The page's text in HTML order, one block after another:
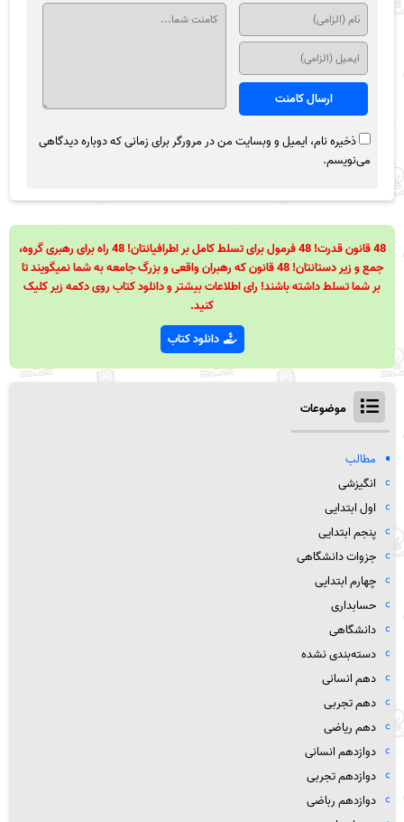
ذخیره نام، ایمیل و وبسایت من در مرورگر برای زمانی که دوباره دیدگاهی
می‌نویسم.
48 قانون قدرت! 48 فرمول برای تسلط کامل بر اطرافیانتان! 48 راه برای رهبری گروه،
جمع و زیر دستانتان! 48 قانون که رهبران واقعی و بزرگ جامعه به شما نمیگویند تا
بر شما تسلط داشته باشند! رای اطلاعات بیشتر و دانلود کتاب روی دکمه زیر کلیک
کنید.
دانلود کتاب
موضوعات
مطالب
انگیزشی
اول ابتدایی
پنجم ابتدایی
جزوات دانشگاهی
چهارم ابتدایی
حسابداری
دانشگاهی
دسته‌بندی نشده
دهم انسانی
دهم تجربی
دهم ریاضی
دوازدهم انسانی
دوازدهم تجربی
دوازدهم رباضی